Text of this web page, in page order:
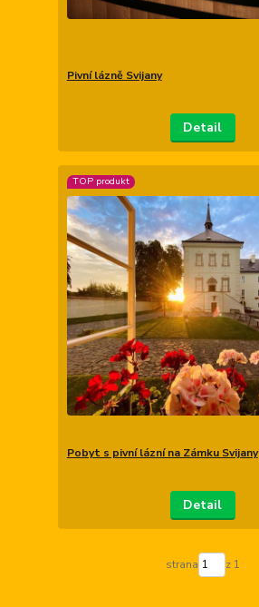
Pivní lázně Svijany
Detail
TOP produkt
Pobyt s pivní lázní na Zámku Svijany
Detail
strana z 1